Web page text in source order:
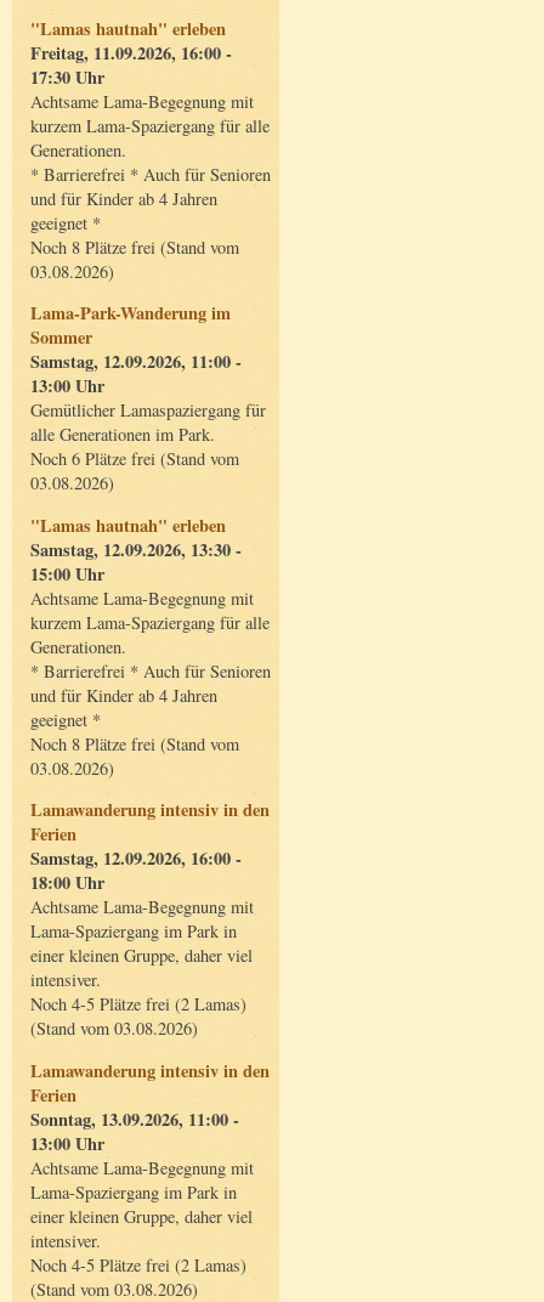
"Lamas hautnah" erleben
Freitag, 11.09.2026, 16:00 -
17:30 Uhr
Achtsame Lama-Begegnung mit
kurzem Lama-Spaziergang für alle
Generationen.
* Barrierefrei * Auch für Senioren
und für Kinder ab 4 Jahren
geeignet *
Noch 8 Plätze frei (Stand vom
03.08.2026)
Lama-Park-Wanderung im
Sommer
Samstag, 12.09.2026, 11:00 -
13:00 Uhr
Gemütlicher Lamaspaziergang für
alle Generationen im Park.
Noch 6 Plätze frei (Stand vom
03.08.2026)
"Lamas hautnah" erleben
Samstag, 12.09.2026, 13:30 -
15:00 Uhr
Achtsame Lama-Begegnung mit
kurzem Lama-Spaziergang für alle
Generationen.
* Barrierefrei * Auch für Senioren
und für Kinder ab 4 Jahren
geeignet *
Noch 8 Plätze frei (Stand vom
03.08.2026)
Lamawanderung intensiv in den
Ferien
Samstag, 12.09.2026, 16:00 -
18:00 Uhr
Achtsame Lama-Begegnung mit
Lama-Spaziergang im Park in
einer kleinen Gruppe, daher viel
intensiver.
Noch 4-5 Plätze frei (2 Lamas)
(Stand vom 03.08.2026)
Lamawanderung intensiv in den
Ferien
Sonntag, 13.09.2026, 11:00 -
13:00 Uhr
Achtsame Lama-Begegnung mit
Lama-Spaziergang im Park in
einer kleinen Gruppe, daher viel
intensiver.
Noch 4-5 Plätze frei (2 Lamas)
(Stand vom 03.08.2026)